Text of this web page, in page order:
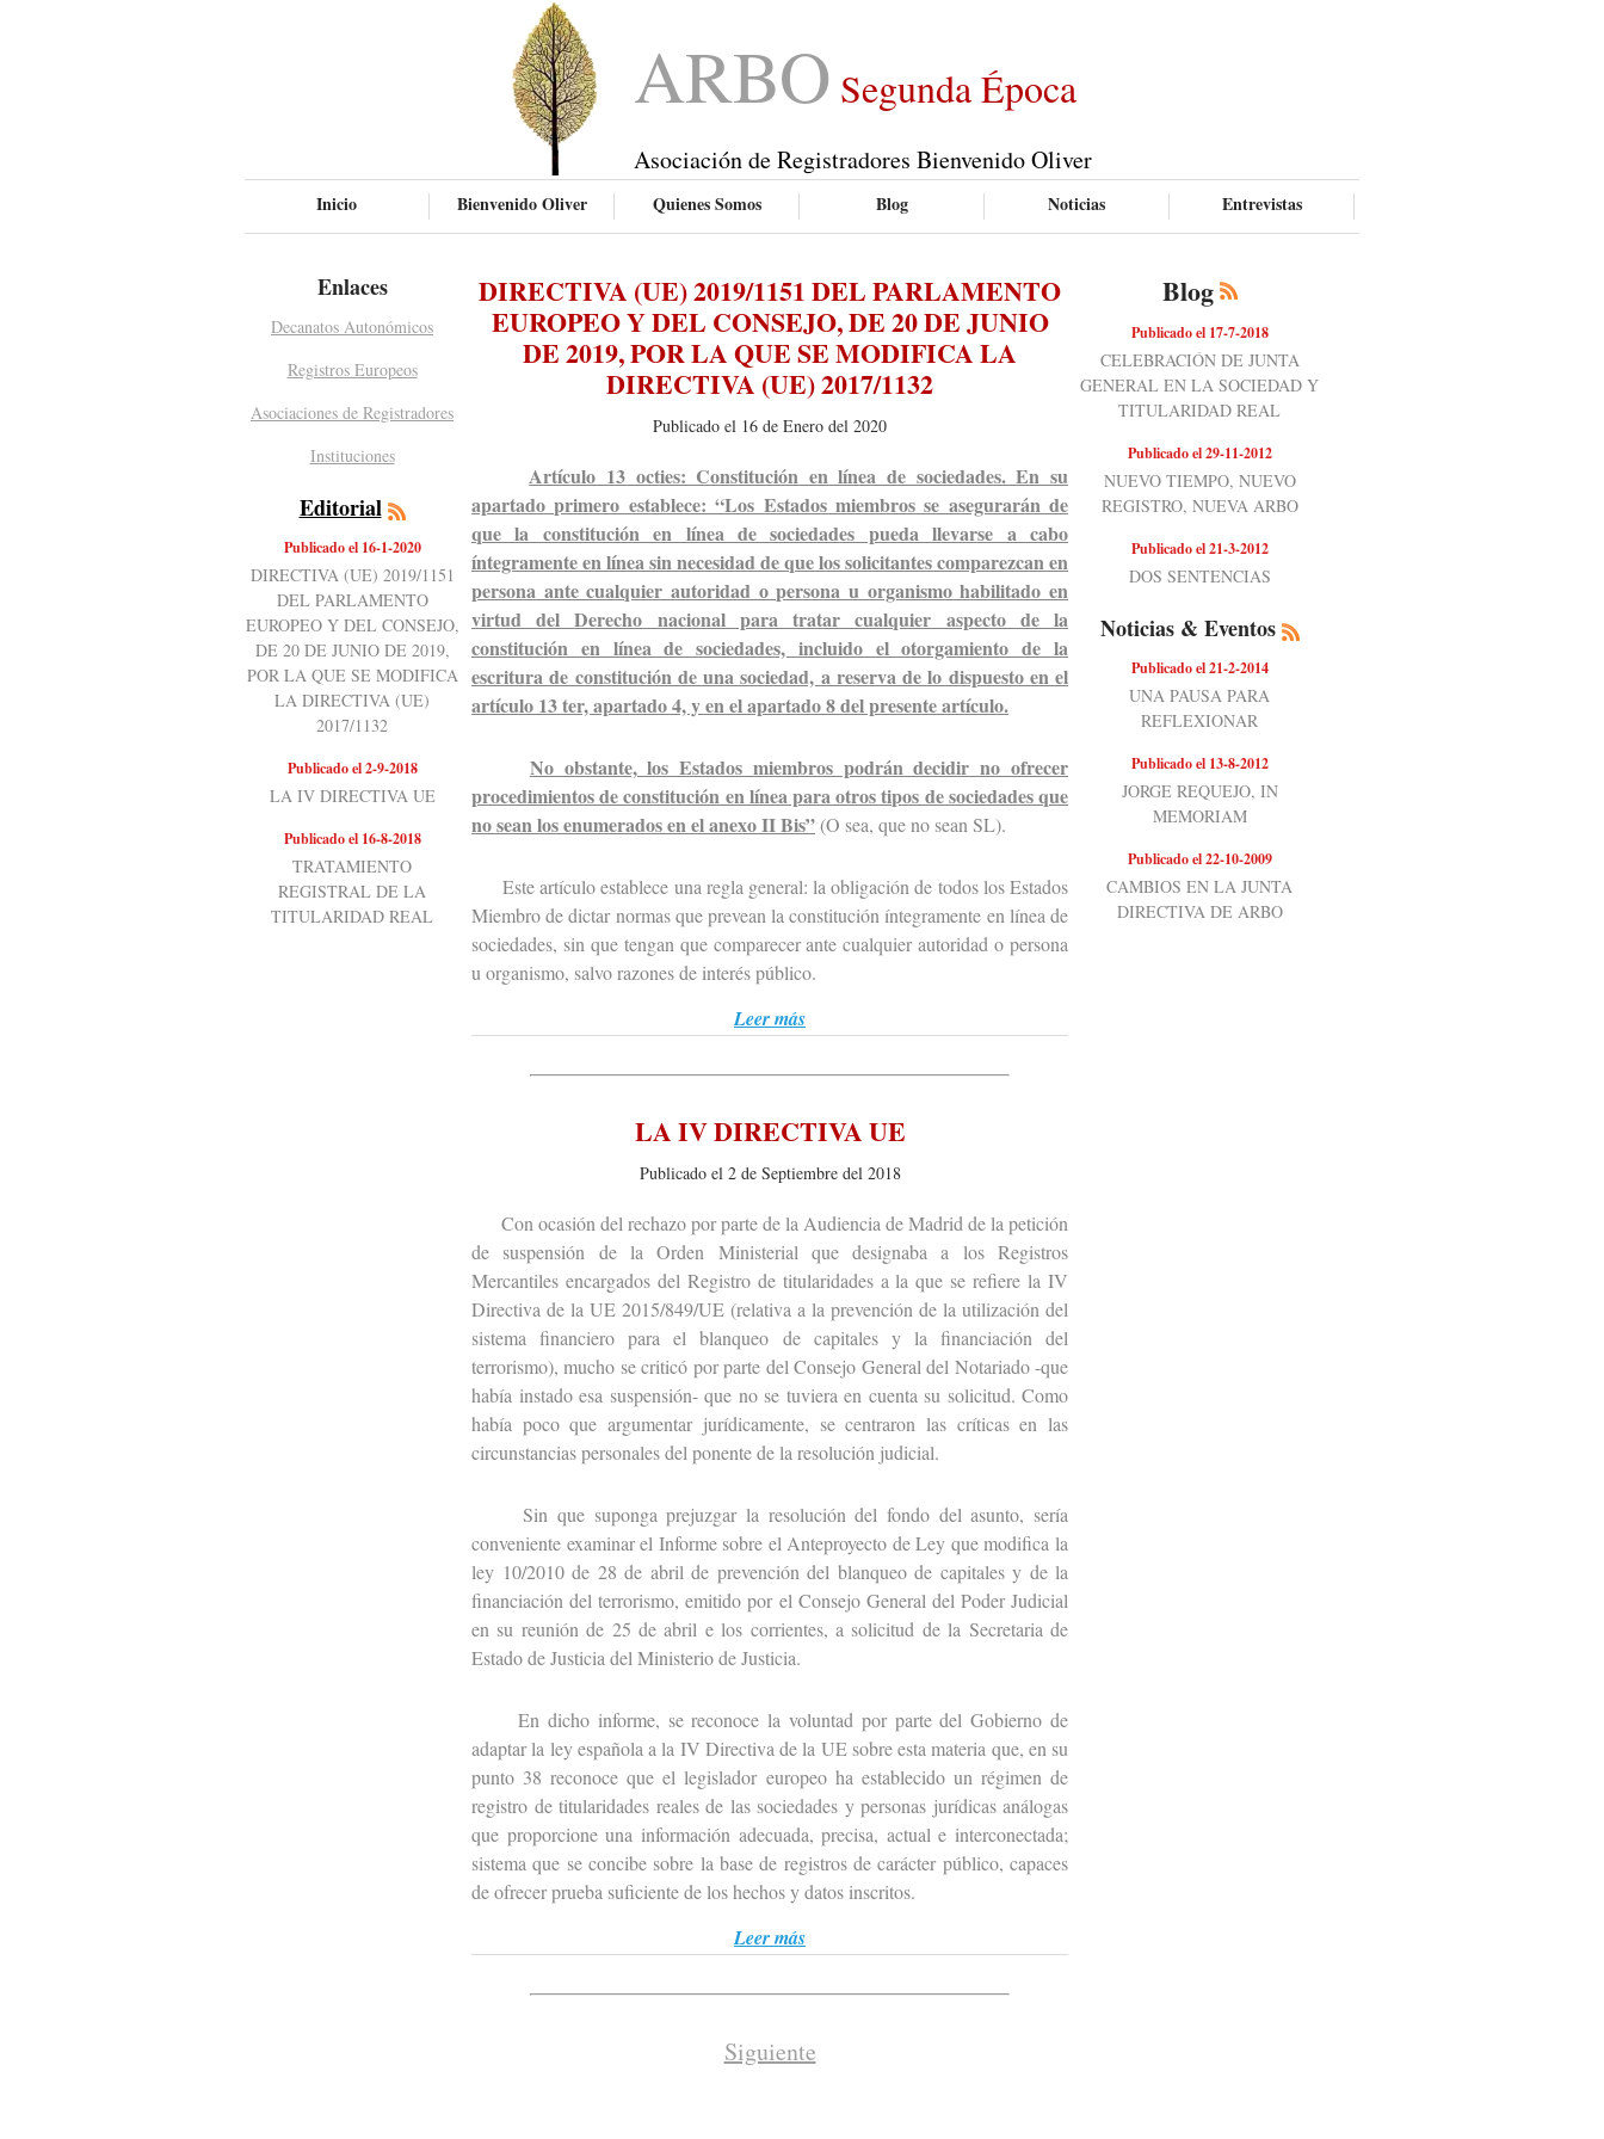
ARBO Segunda Época
Asociación de Registradores Bienvenido Oliver
Inicio Bienvenido Oliver Quienes Somos Blog Noticias Entrevistas
Enlaces
Decanatos Autonómicos
Registros Europeos
Asociaciones de Registradores
Instituciones
Editorial
Publicado el 16-1-2020
DIRECTIVA (UE) 2019/1151
DEL PARLAMENTO
EUROPEO Y DEL CONSEJO,
DE 20 DE JUNIO DE 2019,
POR LA QUE SE MODIFICA
LA DIRECTIVA (UE)
2017/1132
Publicado el 2-9-2018
LA IV DIRECTIVA UE
Publicado el 16-8-2018
TRATAMIENTO
REGISTRAL DE LA
TITULARIDAD REAL
DIRECTIVA (UE) 2019/1151 DEL PARLAMENTO
EUROPEO Y DEL CONSEJO, DE 20 DE JUNIO
DE 2019, POR LA QUE SE MODIFICA LA
DIRECTIVA (UE) 2017/1132
Publicado el 16 de Enero del 2020
Artículo 13 octies: Constitución en línea de sociedades. En su
apartado primero establece: “Los Estados miembros se asegurarán de
que la constitución en línea de sociedades pueda llevarse a cabo
íntegramente en línea sin necesidad de que los solicitantes comparezcan en
persona ante cualquier autoridad o persona u organismo habilitado en
virtud del Derecho nacional para tratar cualquier aspecto de la
constitución en línea de sociedades, incluido el otorgamiento de la
escritura de constitución de una sociedad, a reserva de lo dispuesto en el
artículo 13 ter, apartado 4, y en el apartado 8 del presente artículo.
No obstante, los Estados miembros podrán decidir no ofrecer
procedimientos de constitución en línea para otros tipos de sociedades que
no sean los enumerados en el anexo II Bis” (O sea, que no sean SL).
Este artículo establece una regla general: la obligación de todos los Estados
Miembro de dictar normas que prevean la constitución íntegramente en línea de
sociedades, sin que tengan que comparecer ante cualquier autoridad o persona
u organismo, salvo razones de interés público.
Leer más
LA IV DIRECTIVA UE
Publicado el 2 de Septiembre del 2018
Con ocasión del rechazo por parte de la Audiencia de Madrid de la petición
de suspensión de la Orden Ministerial que designaba a los Registros
Mercantiles encargados del Registro de titularidades a la que se refiere la IV
Directiva de la UE 2015/849/UE (relativa a la prevención de la utilización del
sistema financiero para el blanqueo de capitales y la financiación del
terrorismo), mucho se criticó por parte del Consejo General del Notariado -que
había instado esa suspensión- que no se tuviera en cuenta su solicitud. Como
había poco que argumentar jurídicamente, se centraron las críticas en las
circunstancias personales del ponente de la resolución judicial.
Sin que suponga prejuzgar la resolución del fondo del asunto, sería
conveniente examinar el Informe sobre el Anteproyecto de Ley que modifica la
ley 10/2010 de 28 de abril de prevención del blanqueo de capitales y de la
financiación del terrorismo, emitido por el Consejo General del Poder Judicial
en su reunión de 25 de abril e los corrientes, a solicitud de la Secretaria de
Estado de Justicia del Ministerio de Justicia.
En dicho informe, se reconoce la voluntad por parte del Gobierno de
adaptar la ley española a la IV Directiva de la UE sobre esta materia que, en su
punto 38 reconoce que el legislador europeo ha establecido un régimen de
registro de titularidades reales de las sociedades y personas jurídicas análogas
que proporcione una información adecuada, precisa, actual e interconectada;
sistema que se concibe sobre la base de registros de carácter público, capaces
de ofrecer prueba suficiente de los hechos y datos inscritos.
Leer más
Siguiente
Blog
Publicado el 17-7-2018
CELEBRACIÓN DE JUNTA
GENERAL EN LA SOCIEDAD Y
TITULARIDAD REAL
Publicado el 29-11-2012
NUEVO TIEMPO, NUEVO
REGISTRO, NUEVA ARBO
Publicado el 21-3-2012
DOS SENTENCIAS
Noticias & Eventos
Publicado el 21-2-2014
UNA PAUSA PARA
REFLEXIONAR
Publicado el 13-8-2012
JORGE REQUEJO, IN
MEMORIAM
Publicado el 22-10-2009
CAMBIOS EN LA JUNTA
DIRECTIVA DE ARBO